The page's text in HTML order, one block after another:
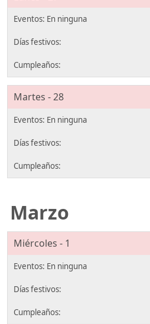
Martes - 28
Marzo
Miércoles - 1